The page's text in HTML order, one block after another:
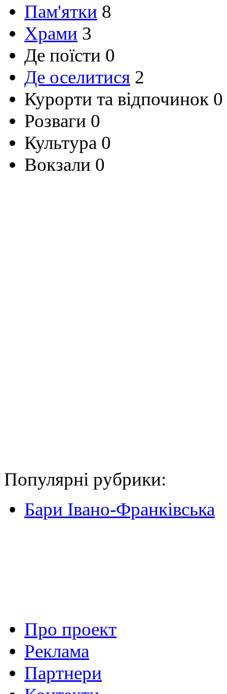
Пам'ятки 8
Храми 3
Де поїсти 0
Де оселитися 2
Курорти та відпочинок 0
Розваги 0
Культура 0
Вокзали 0
Популярні рубрики:
Бари Івано-Франківська
Про проект
Реклама
Партнери